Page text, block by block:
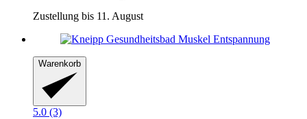
Zustellung bis 11. August
Warenkorb
5.0 (3)